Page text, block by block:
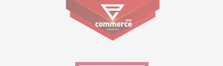
09:00 до 17:00